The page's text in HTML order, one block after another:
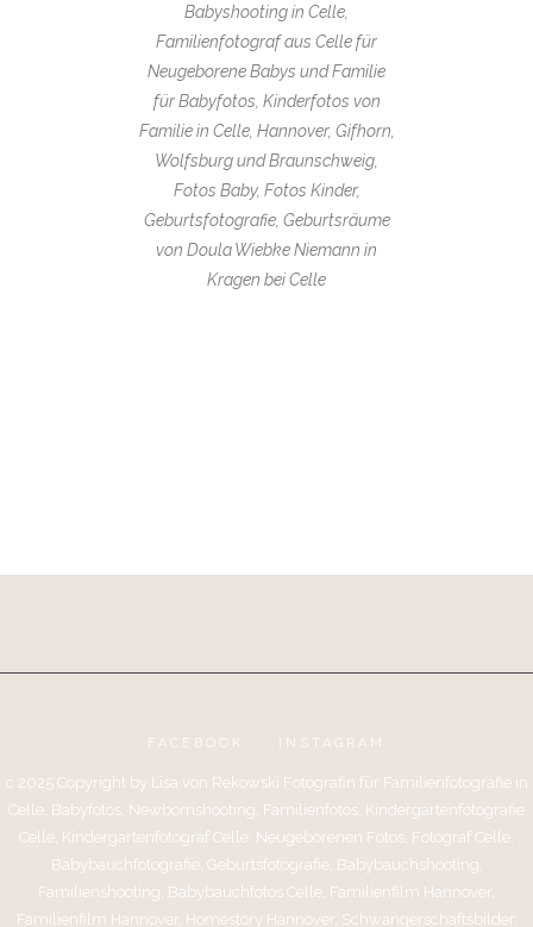
Babyshooting in Celle,
Familienfotograf aus Celle für
Neugeborene Babys und Familie
für Babyfotos, Kinderfotos von
Familie in Celle, Hannover, Gifhorn,
Wolfsburg und Braunschweig,
Fotos Baby, Fotos Kinder,
Geburtsfotografie, Geburtsräume
von Doula Wiebke Niemann in
Kragen bei Celle
FACEBOOK INSTAGRAM
c 2025 Copyright by Lisa von Rekowski Fotografin für Familienfotografie in
Celle, Babyfotos, Newbornshooting, Familienfotos, Kindergartenfotografie
Celle, Kindergartenfotograf Celle, Neugeborenen Fotos, Fotograf Celle,
Babybauchfotografie, Geburtsfotografie, Babybauchshooting,
Familienshooting, Babybauchfotos Celle, Familienfilm Hannover,
Familienfilm Hannover, Homestory Hannover, Schwangerschaftsbilder,